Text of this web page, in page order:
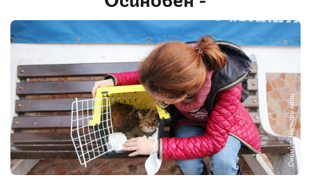
Снимка: Четири лапи